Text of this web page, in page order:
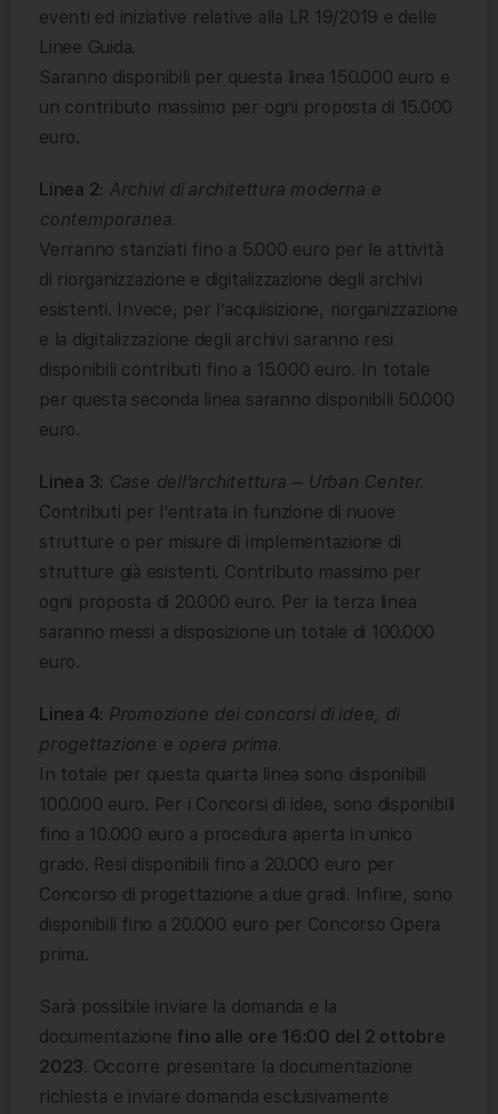
eventi ed iniziative relative alla LR 19/2019 e delle
Linee Guida.
Saranno disponibili per questa linea 150.000 euro e
un contributo massimo per ogni proposta di 15.000
euro.
Linea 2: Archivi di architettura moderna e
contemporanea.
Verranno stanziati fino a 5.000 euro per le attività
di riorganizzazione e digitalizzazione degli archivi
esistenti. Invece, per l’acquisizione, riorganizzazione
e la digitalizzazione degli archivi saranno resi
disponibili contributi fino a 15.000 euro. In totale
per questa seconda linea saranno disponibili 50.000
euro.
Linea 3: Case dell’architettura – Urban Center.
Contributi per l’entrata in funzione di nuove
strutture o per misure di implementazione di
strutture già esistenti. Contributo massimo per
ogni proposta di 20.000 euro. Per la terza linea
saranno messi a disposizione un totale di 100.000
euro.
Linea 4: Promozione dei concorsi di idee, di
progettazione e opera prima.
In totale per questa quarta linea sono disponibili
100.000 euro. Per i Concorsi di idee, sono disponibili
fino a 10.000 euro a procedura aperta in unico
grado. Resi disponibili fino a 20.000 euro per
Concorso di progettazione a due gradi. Infine, sono
disponibili fino a 20.000 euro per Concorso Opera
prima.
Sarà possibile inviare la domanda e la
documentazione fino alle ore 16:00 del 2 ottobre
2023. Occorre presentare la documentazione
richiesta e inviare domanda esclusivamente